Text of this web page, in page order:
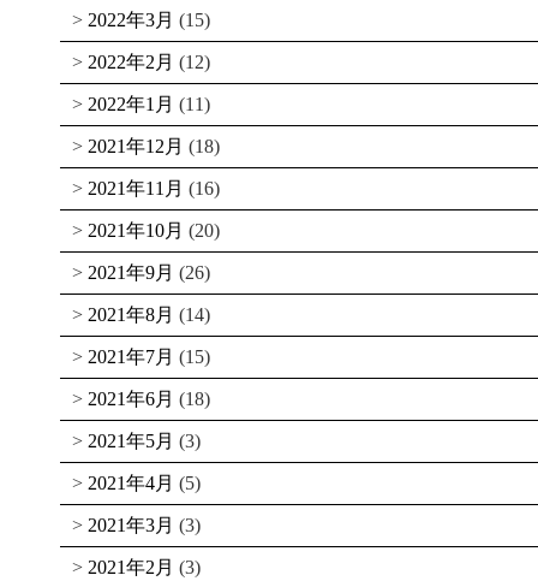
2022年3月 (15)
2022年2月 (12)
2022年1月 (11)
2021年12月 (18)
2021年11月 (16)
2021年10月 (20)
2021年9月 (26)
2021年8月 (14)
2021年7月 (15)
2021年6月 (18)
2021年5月 (3)
2021年4月 (5)
2021年3月 (3)
2021年2月 (3)